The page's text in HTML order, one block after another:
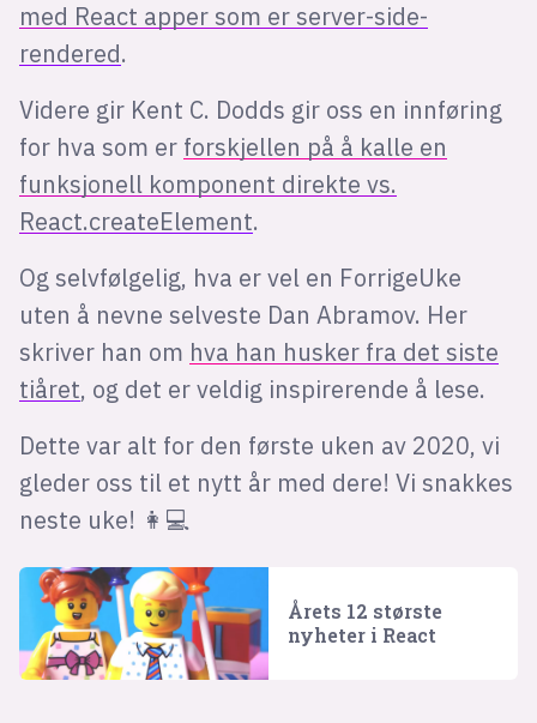
med React apper som er server-side-
rendered.
Videre gir Kent C. Dodds gir oss en innføring
for hva som er forskjellen på å kalle en
funksjonell komponent direkte vs.
React.createElement.
Og selvfølgelig, hva er vel en ForrigeUke
uten å nevne selveste Dan Abramov. Her
skriver han om hva han husker fra det siste
tiåret, og det er veldig inspirerende å lese.
Dette var alt for den første uken av 2020, vi
gleder oss til et nytt år med dere! Vi snakkes
neste uke! 👩💻
Årets 12 største
nyheter i React